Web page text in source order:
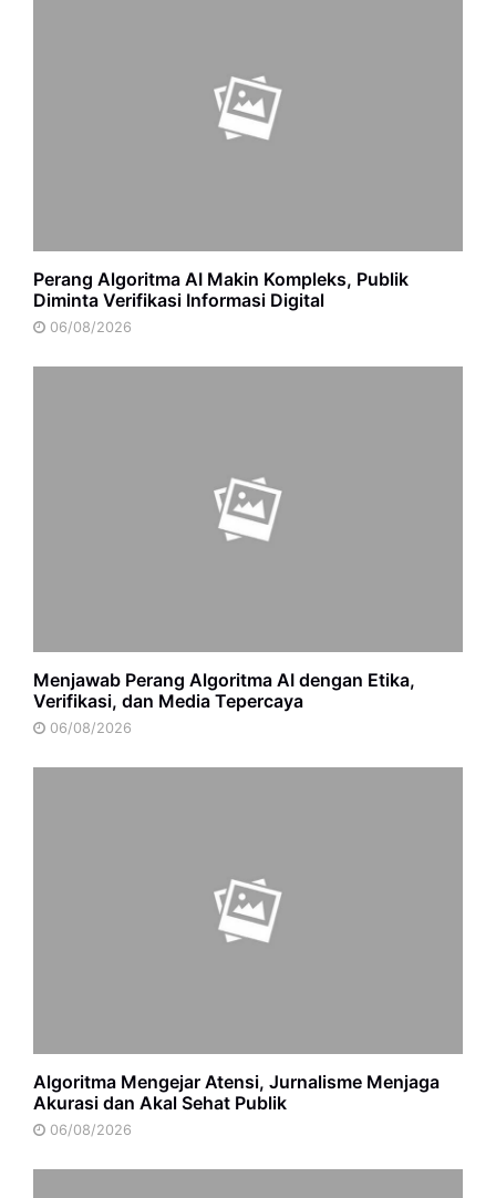
Perang Algoritma AI Makin Kompleks, Publik
Diminta Verifikasi Informasi Digital
06/08/2026
Menjawab Perang Algoritma AI dengan Etika,
Verifikasi, dan Media Tepercaya
06/08/2026
Algoritma Mengejar Atensi, Jurnalisme Menjaga
Akurasi dan Akal Sehat Publik
06/08/2026